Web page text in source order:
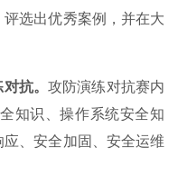
选出优秀案例，并在大
抗。攻防演练对抗赛内
知识、操作系统安全知
、安全加固、安全运维